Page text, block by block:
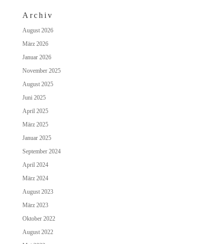
Archiv
August 2026
März 2026
Januar 2026
November 2025
August 2025
Juni 2025
April 2025
März 2025
Januar 2025
September 2024
April 2024
März 2024
August 2023
März 2023
Oktober 2022
August 2022